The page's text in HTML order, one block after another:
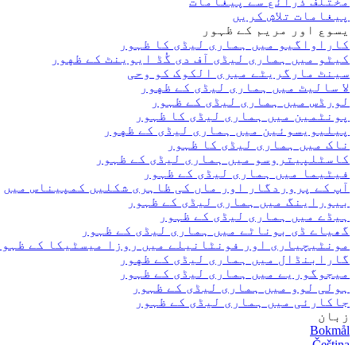
پیغامات تلاش کریں
یسوع اور مریم کے ظہور
کاراواگیو میں ہماری لیڈی کا ظہور
کیٹو میں ہماری لیڈی آف دی گُڈ ایوینٹ کے ظهور
سینٹ مارگریٹے میری الکوک کو وحی
لا سالیٹ میں ہماری لیڈی کے ظهور
لورڈس میں ہماری لیڈی کے ظہور
پونٹمین میں ہماری لیڈی کا ظہور
پیلیویسوئین میں ہماری لیڈی کے ظهور
ناک میں ہماری لیڈی کا ظہور
کاسٹلپیتروسو میں ہماری لیڈی کے ظہور
فیٹیما میں ہماری لیڈی کے ظہور
آپ کے پروردگار اور ماں کی ظاہری شکلیں کمپیناس میں
بیوراینگ میں ہماری لیڈی کے ظہور
ہیڈے میں ہماری لیڈی کے ظہور
گھیاے ڈی بوناٹے میں ہماری لیڈی کے ظہور
مونٹیچیاری اور فونٹانیلے میں روزا میسٹیکا کے
گارابنڈال میں ہماری لیڈی کے ظهور
میجوگوریے میں ہماری لیڈی کے ظہور
ہولی لوو میں ہماری لیڈی کے ظہور
جاکارئی میں ہماری لیڈی کے ظہور
زبان
Bokmål